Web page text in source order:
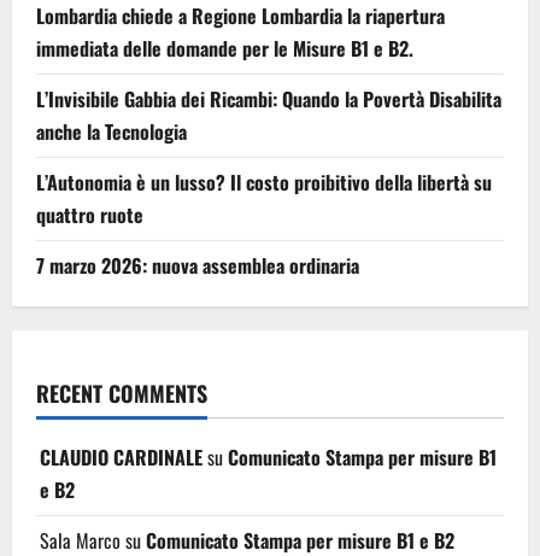
Lombardia chiede a Regione Lombardia la riapertura
immediata delle domande per le Misure B1 e B2.
L’Invisibile Gabbia dei Ricambi: Quando la Povertà Disabilita
anche la Tecnologia
L’Autonomia è un lusso? Il costo proibitivo della libertà su
quattro ruote
7 marzo 2026: nuova assemblea ordinaria
RECENT COMMENTS
CLAUDIO CARDINALEsuComunicato Stampa per misure B1
e B2
Sala Marco suComunicato Stampa per misure B1 e B2